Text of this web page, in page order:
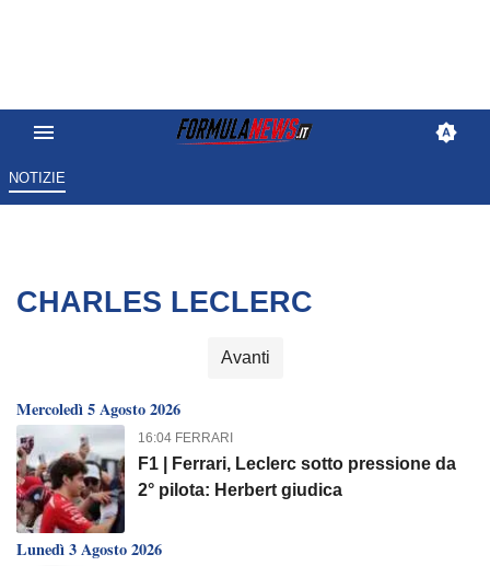
NOTIZIE
CHARLES LECLERC
Avanti
Mercoledì 5 Agosto 2026
16:04 FERRARI
F1 | Ferrari, Leclerc sotto pressione da
2° pilota: Herbert giudica
Lunedì 3 Agosto 2026